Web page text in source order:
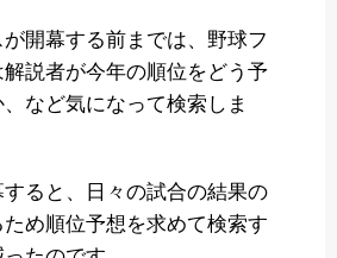
開幕する前までは、野球フ
解説者が今年の順位をどう予
など気になって検索しま
すると、日々の試合の結果の
め順位予想を求めて検索す